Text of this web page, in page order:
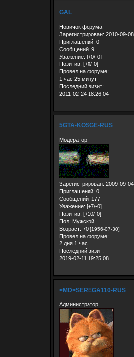
GAL
Новичок форума
Зарегистрирован: 2010-09-08
Приглашений: 0
Сообщений: 9
Уважение: [+0/-0]
Позитив: [+0/-0]
Провел на форуме:
1 час 25 минут
Последний визит:
2011-02-24 18:26:04
5GTA-KOSGE-RUS
Модератор
Зарегистрирован: 2009-09-04
Приглашений: 0
Сообщений: 177
Уважение: [+7/-0]
Позитив: [+10/-0]
Пол: Мужской
Возраст: 70 [1956-07-30]
Провел на форуме:
2 дня 1 час
Последний визит:
2019-02-11 19:25:08
<MD>SEREGA110-RUS
Администратор